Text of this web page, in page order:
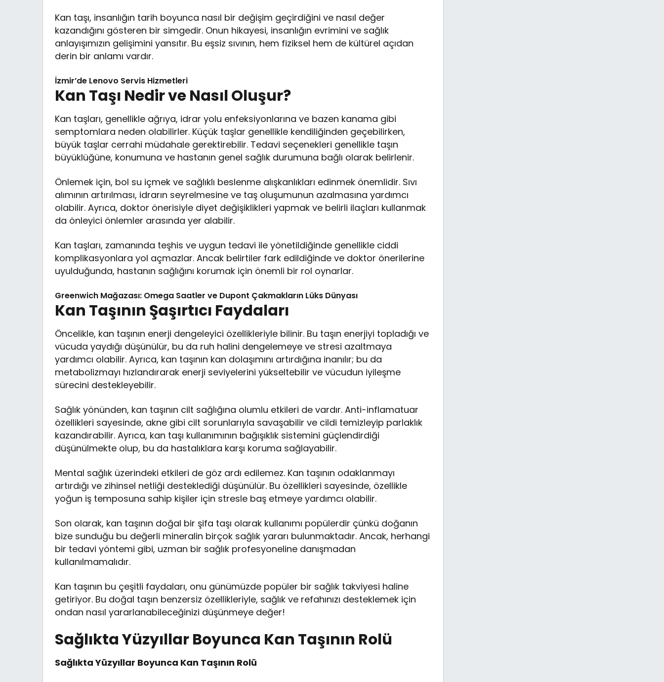
Kan taşı, insanlığın tarih boyunca nasıl bir değişim geçirdiğini ve nasıl değer
kazandığını gösteren bir simgedir. Onun hikayesi, insanlığın evrimini ve sağlık
anlayışımızın gelişimini yansıtır. Bu eşsiz sıvının, hem fiziksel hem de kültürel açıdan
derin bir anlamı vardır.
İzmir’de Lenovo Servis Hizmetleri
Kan Taşı Nedir ve Nasıl Oluşur?
Kan taşları, genellikle ağrıya, idrar yolu enfeksiyonlarına ve bazen kanama gibi
semptomlara neden olabilirler. Küçük taşlar genellikle kendiliğinden geçebilirken,
büyük taşlar cerrahi müdahale gerektirebilir. Tedavi seçenekleri genellikle taşın
büyüklüğüne, konumuna ve hastanın genel sağlık durumuna bağlı olarak belirlenir.
Önlemek için, bol su içmek ve sağlıklı beslenme alışkanlıkları edinmek önemlidir. Sıvı
alımının artırılması, idrarın seyrelmesine ve taş oluşumunun azalmasına yardımcı
olabilir. Ayrıca, doktor önerisiyle diyet değişiklikleri yapmak ve belirli ilaçları kullanmak
da önleyici önlemler arasında yer alabilir.
Kan taşları, zamanında teşhis ve uygun tedavi ile yönetildiğinde genellikle ciddi
komplikasyonlara yol açmazlar. Ancak belirtiler fark edildiğinde ve doktor önerilerine
uyulduğunda, hastanın sağlığını korumak için önemli bir rol oynarlar.
Greenwich Mağazası: Omega Saatler ve Dupont Çakmakların Lüks Dünyası
Kan Taşının Şaşırtıcı Faydaları
Öncelikle, kan taşının enerji dengeleyici özellikleriyle bilinir. Bu taşın enerjiyi topladığı ve
vücuda yaydığı düşünülür, bu da ruh halini dengelemeye ve stresi azaltmaya
yardımcı olabilir. Ayrıca, kan taşının kan dolaşımını artırdığına inanılır; bu da
metabolizmayı hızlandırarak enerji seviyelerini yükseltebilir ve vücudun iyileşme
sürecini destekleyebilir.
Sağlık yönünden, kan taşının cilt sağlığına olumlu etkileri de vardır. Anti-inflamatuar
özellikleri sayesinde, akne gibi cilt sorunlarıyla savaşabilir ve cildi temizleyip parlaklık
kazandırabilir. Ayrıca, kan taşı kullanımının bağışıklık sistemini güçlendirdiği
düşünülmekte olup, bu da hastalıklara karşı koruma sağlayabilir.
Mental sağlık üzerindeki etkileri de göz ardı edilemez. Kan taşının odaklanmayı
artırdığı ve zihinsel netliği desteklediği düşünülür. Bu özellikleri sayesinde, özellikle
yoğun iş temposuna sahip kişiler için stresle baş etmeye yardımcı olabilir.
Son olarak, kan taşının doğal bir şifa taşı olarak kullanımı popülerdir çünkü doğanın
bize sunduğu bu değerli mineralin birçok sağlık yararı bulunmaktadır. Ancak, herhangi
bir tedavi yöntemi gibi, uzman bir sağlık profesyoneline danışmadan
kullanılmamalıdır.
Kan taşının bu çeşitli faydaları, onu günümüzde popüler bir sağlık takviyesi haline
getiriyor. Bu doğal taşın benzersiz özellikleriyle, sağlık ve refahınızı desteklemek için
ondan nasıl yararlanabileceğinizi düşünmeye değer!
Sağlıkta Yüzyıllar Boyunca Kan Taşının Rolü
Sağlıkta Yüzyıllar Boyunca Kan Taşının Rolü